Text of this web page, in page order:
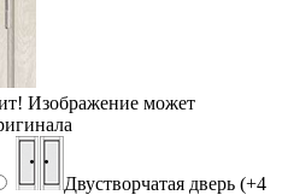
Изображение может
Двустворчатая дверь (+4